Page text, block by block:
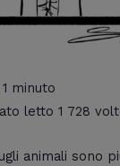
minuto
letto 1 728
animali sono